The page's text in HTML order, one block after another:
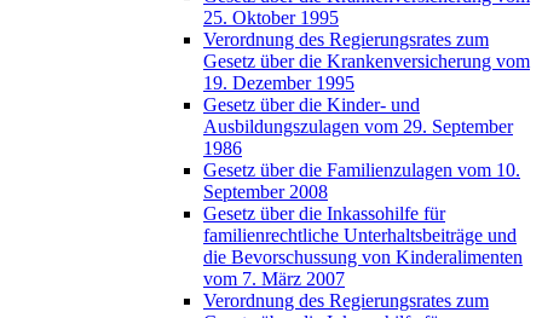
25. Oktober 1995
Verordnung des Regierungsrates zum
Gesetz über die Krankenversicherung vom
19. Dezember 1995
Gesetz über die Kinder- und
Ausbildungszulagen vom 29. September
1986
Gesetz über die Familienzulagen vom 10.
September 2008
Gesetz über die Inkassohilfe für
familienrechtliche Unterhaltsbeiträge und
die Bevorschussung von Kinderalimenten
vom 7. März 2007
Verordnung des Regierungsrates zum